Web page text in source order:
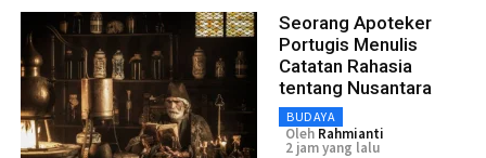
Seorang Apoteker
Portugis Menulis
Catatan Rahasia
tentang Nusantara
BUDAYA
Oleh Rahmianti
2 jam yang lalu